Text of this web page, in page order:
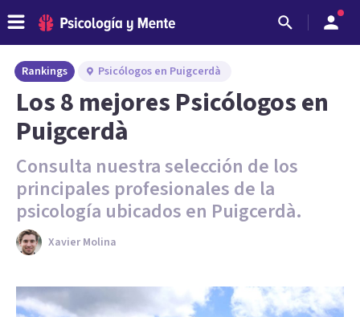
Rankings Psicólogos en Puigcerdà
Los 8 mejores Psicólogos en
Puigcerdà
Consulta nuestra selección de los
principales profesionales de la
psicología ubicados en Puigcerdà.
Xavier Molina